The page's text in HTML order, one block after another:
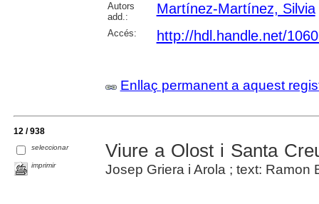
Autors
add.:
Martínez-Martínez, Silvia
Accés: http://hdl.handle.net/
Enllaç permanent a aquest
12 / 938
seleccionar
imprimir
Viure a Olost i Santa
Josep Griera i Arola ; text: Ramon